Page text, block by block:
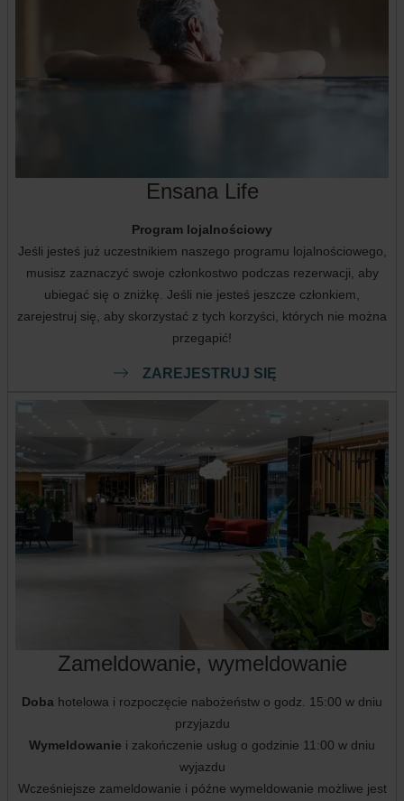
Ensana Life
Program lojalnościowy
Jeśli jesteś już uczestnikiem naszego programu lojalnościowego,
musisz zaznaczyć swoje członkostwo podczas rezerwacji, aby
ubiegać się o zniżkę. Jeśli nie jesteś jeszcze członkiem,
zarejestruj się, aby skorzystać z tych korzyści, których nie można
przegapić!
ZAREJESTRUJ SIĘ
Zameldowanie, wymeldowanie
Doba hotelowa i rozpoczęcie nabożeństw o godz. 15:00 w dniu
przyjazdu
Wymeldowanie i zakończenie usług o godzinie 11:00 w dniu
wyjazdu
Wcześniejsze zameldowanie i późne wymeldowanie możliwe jest